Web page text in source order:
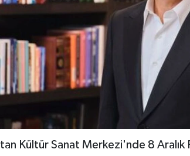
Kültür Sanat Merkezi'nde 8